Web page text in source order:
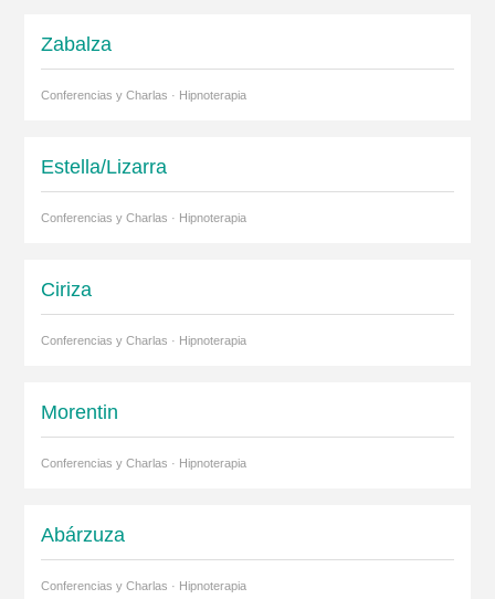
Zabalza
Conferencias y Charlas · Hipnoterapia
Estella/Lizarra
Conferencias y Charlas · Hipnoterapia
Ciriza
Conferencias y Charlas · Hipnoterapia
Morentin
Conferencias y Charlas · Hipnoterapia
Abárzuza
Conferencias y Charlas · Hipnoterapia